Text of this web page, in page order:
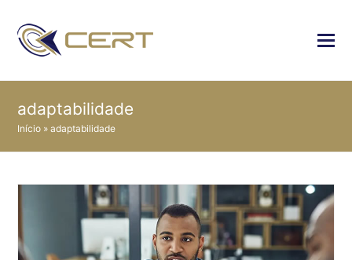
adaptabilidade
Início »adaptabilidade